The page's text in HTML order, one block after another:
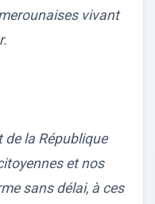
vivant
de la République
et nos
sans délai, à ces